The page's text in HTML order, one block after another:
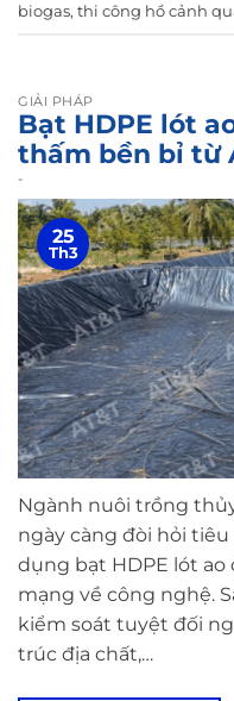
biogas, thi công hồ cảnh
GIẢI PHÁP
Bạt HDPE lót
thấm bền bỉ từ
-
25
Th3
Ngành nuôi trồng
ngày càng đòi hỏi
dụng bạt HDPE lót
mạng về công nghệ.
kiểm soát tuyệt đối
trúc địa chất,…